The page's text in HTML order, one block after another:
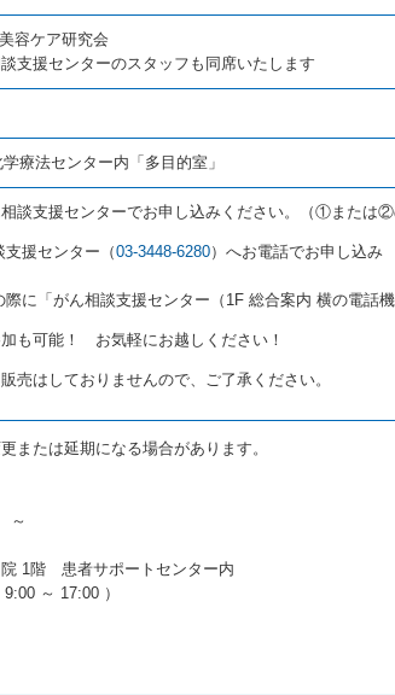
容ケア研究会
援センターのスタッフも同席いたします
療法センター内「多目的室」
談支援センターでお申し込みください。（①または②
援センター（03-3448-6280）へお電話でお申し込み
に「がん相談支援センター（1F 総合案内 横の電話
も可能！ お気軽にお越しください！
はしておりませんので、ご了承ください。
または延期になる場合があります。
～
1階 患者サポートセンター内
9:00 ～ 17:00 ）